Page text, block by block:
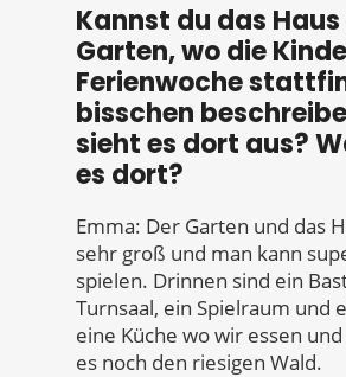
Kannst du das
Garten, wo die
Ferienwoche
bisschen
sieht es dort aus?
es dort?
Emma: Der Garten und das
sehr groß und man kann
spielen. Drinnen sind ein
Turnsaal, ein Spielraum und
eine Küche wo wir essen
es noch den riesigen Wald.